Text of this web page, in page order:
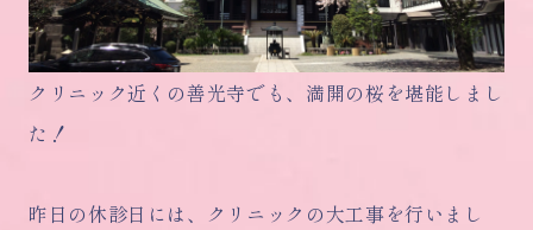
クリニック近くの善光寺でも、満開の桜を堪能しまし
た！
昨日の休診日には、クリニックの大工事を行いまし